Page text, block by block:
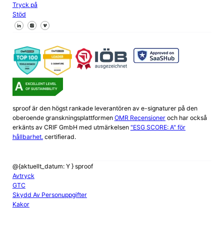
Tryck på
Stöd
Följ oss på Facebook
Följ oss på X
Följ oss på LinkedIn
sproof är den högst rankade leverantören av e-signaturer på den
oberoende granskningsplattformen OMR Recensioneroch har också
erkänts av CRIF GmbH med utmärkelsen "ESG SCORE: A" för
hållbarhet.certifierad.
@{aktuellt_datum: Y } sproof
Avtryck
GTC
Skydd Av Personuppgifter
Kakor